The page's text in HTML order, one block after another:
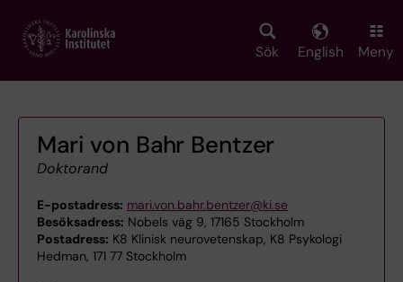
main
Sök English Meny
Mari von Bahr Bentzer
Doktorand
E-postadress: mari.von.bahr.bentzer@ki.se
Besöksadress: Nobels väg 9, 17165 Stockholm
Postadress: K8 Klinisk neurovetenskap, K8 Psykologi
Hedman, 171 77 Stockholm